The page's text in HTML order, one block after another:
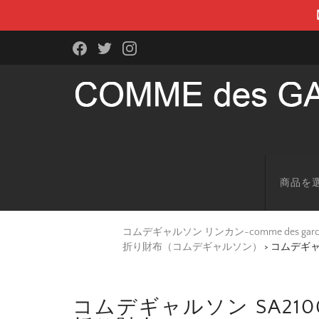
商品を
コムデギャルソン リンカン-comme des
折り財布（コムデギャルソン）
> コムデギ
コムデギャルソン